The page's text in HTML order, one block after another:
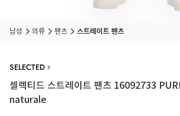
남성 의류 팬츠 스트레이트 팬츠
SELECTED
셀렉티드 스트레이트 팬츠 16092733
naturale